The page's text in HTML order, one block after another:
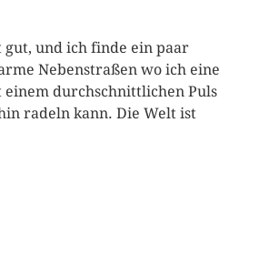
gut, und ich finde ein paar
Nebenstraßen wo ich eine
einem durchschnittlichen Puls
radeln kann. Die Welt ist